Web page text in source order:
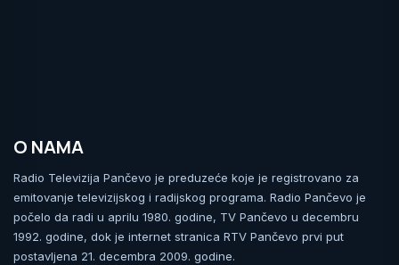
O NAMA
Radio Televizija Pančevo je preduzeće koje je registrovano za
emitovanje televizijskog i radijskog programa. Radio Pančevo je
počelo da radi u aprilu 1980. godine, TV Pančevo u decembru
1992. godine, dok je internet stranica RTV Pančevo prvi put
postavljena 21. decembra 2009. godine.